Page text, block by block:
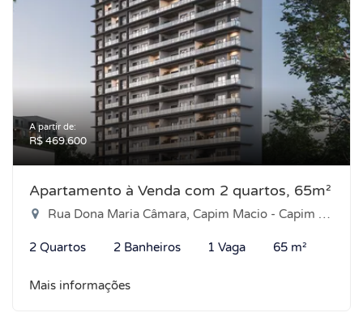
A partir de:
R$ 469.600
Apartamento à Venda com 2 quartos, 65m²
Rua Dona Maria Câmara, Capim Macio - Capim Macio, Natal-RN
2 Quartos 2 Banheiros 1 Vaga 65 m²
Mais informações